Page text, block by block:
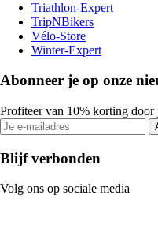
Triathlon-Expert
TripNBikers
Vélo-Store
Winter-Expert
Abonneer je op onze
Profiteer van 10% korting door
Blijf verbonden
Volg ons op sociale media